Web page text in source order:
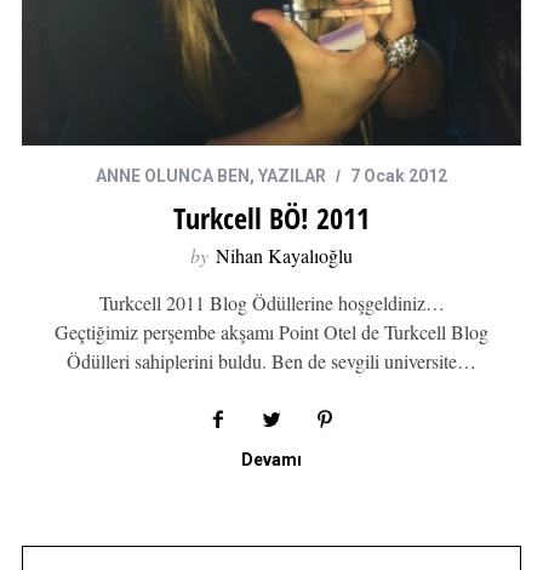
ANNE OLUNCA BEN , YAZILAR 7 Ocak 2012
Turkcell BÖ! 2011
by Nihan Kayalıoğlu
Turkcell 2011 Blog Ödüllerine hoşgeldiniz…
Geçtiğimiz perşembe akşamı Point Otel de Turkcell Blog
Ödülleri sahiplerini buldu. Ben de sevgili universite…
Devamı